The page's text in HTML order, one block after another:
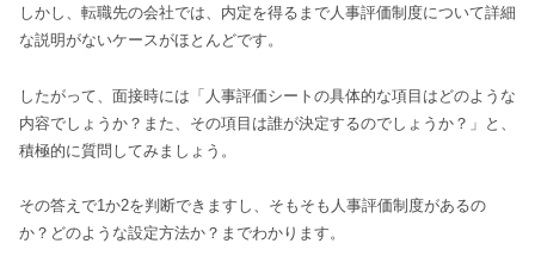
しかし、転職先の会社では、内定を得るまで人事評価制度について詳細
な説明がないケースがほとんどです。
したがって、面接時には「人事評価シートの具体的な項目はどのような
内容でしょうか？また、その項目は誰が決定するのでしょうか？」と、
積極的に質問してみましょう。
その答えで1か2を判断できますし、そもそも人事評価制度があるの
か？どのような設定方法か？までわかります。